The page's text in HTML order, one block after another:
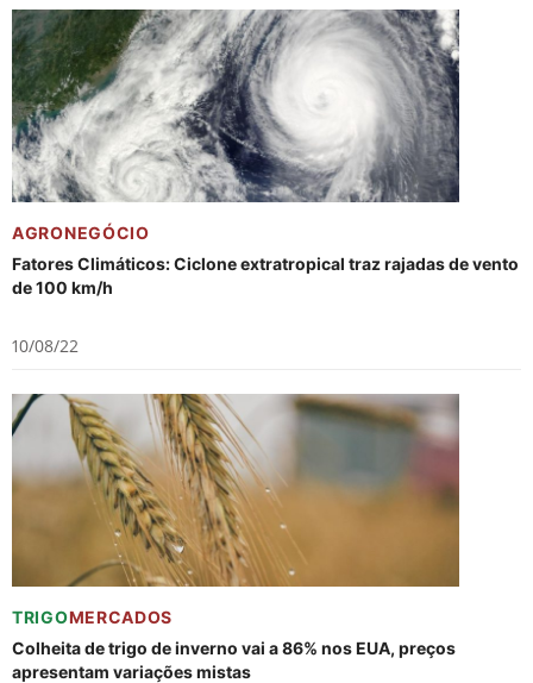
AGRONEGÓCIO
Fatores Climáticos: Ciclone extratropical traz rajadas de vento
de 100 km/h
10/08/22
TRIGOMERCADOS
Colheita de trigo de inverno vai a 86% nos EUA, preços
apresentam variações mistas